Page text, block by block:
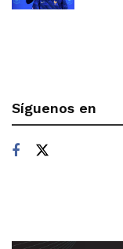
Síguenos en